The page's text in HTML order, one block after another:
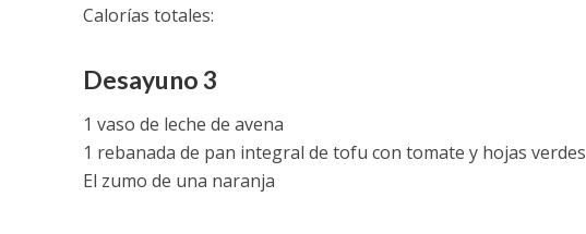
Calorías totales:
Desayuno 3
1 vaso de leche de avena
1 rebanada de pan integral de tofu con tomate y hojas verdes
El zumo de una naranja